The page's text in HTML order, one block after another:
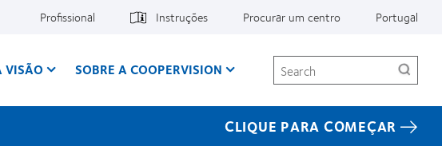
Profissional Instruções Procurar um centro Portugal
VISÃO SOBRE A COOPERVISION Search
CLIQUE PARA COMEÇAR